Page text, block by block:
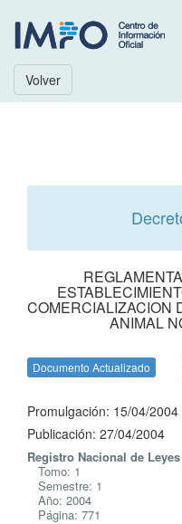
Volver
COMERCIALIZACION
ANIMAL
Documento Actualizado
Promulgación: 15/04/2004
Publicación: 27/04/2004
Registro Nacional de
Tomo: 1
Semestre: 1
Año: 2004
Página: 771